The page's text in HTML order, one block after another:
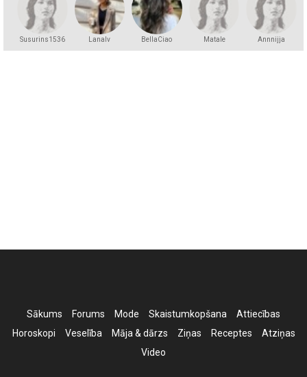
Susurins1536 Lanalv BellaCiao Matale Annnijja
Sākums Forums Mode Skaistumkopšana
Attiecības
Horoskopi
Veselība Māja & dārzs Ziņas Receptes
Atziņas
Video